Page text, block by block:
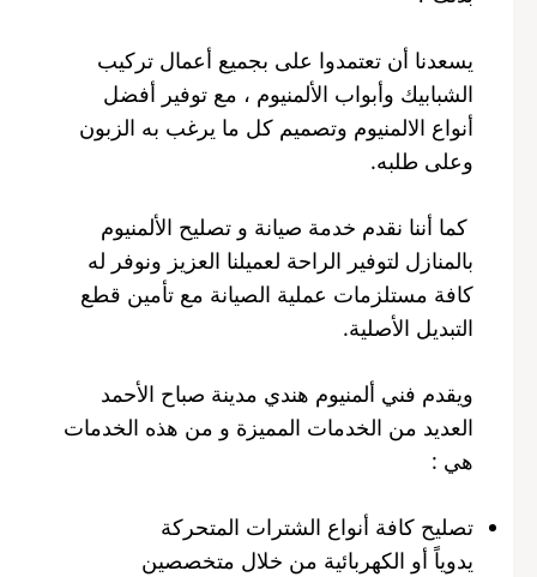
يسعدنا أن تعتمدوا على بجميع أعمال تركيب
الشبابيك وأبواب الألمنيوم ، مع توفير أفضل
أنواع الالمنيوم وتصميم كل ما يرغب به الزبون
وعلى طلبه.
كما أننا نقدم خدمة صيانة و تصليح الألمنيوم
بالمنازل لتوفير الراحة لعميلنا العزيز ونوفر له
كافة مستلزمات عملية الصيانة مع تأمين قطع
التبديل الأصلية.
ويقدم فني ألمنيوم هندي مدينة صباح الأحمد
العديد من الخدمات المميزة و من هذه الخدمات
هي :
تصليح كافة أنواع الشترات المتحركة
يدوياً أو الكهربائية من خلال متخصصين